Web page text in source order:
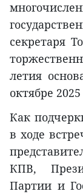
секретаря
летия
октябре 2025
Как
в ходе
КПВ,
Партии и